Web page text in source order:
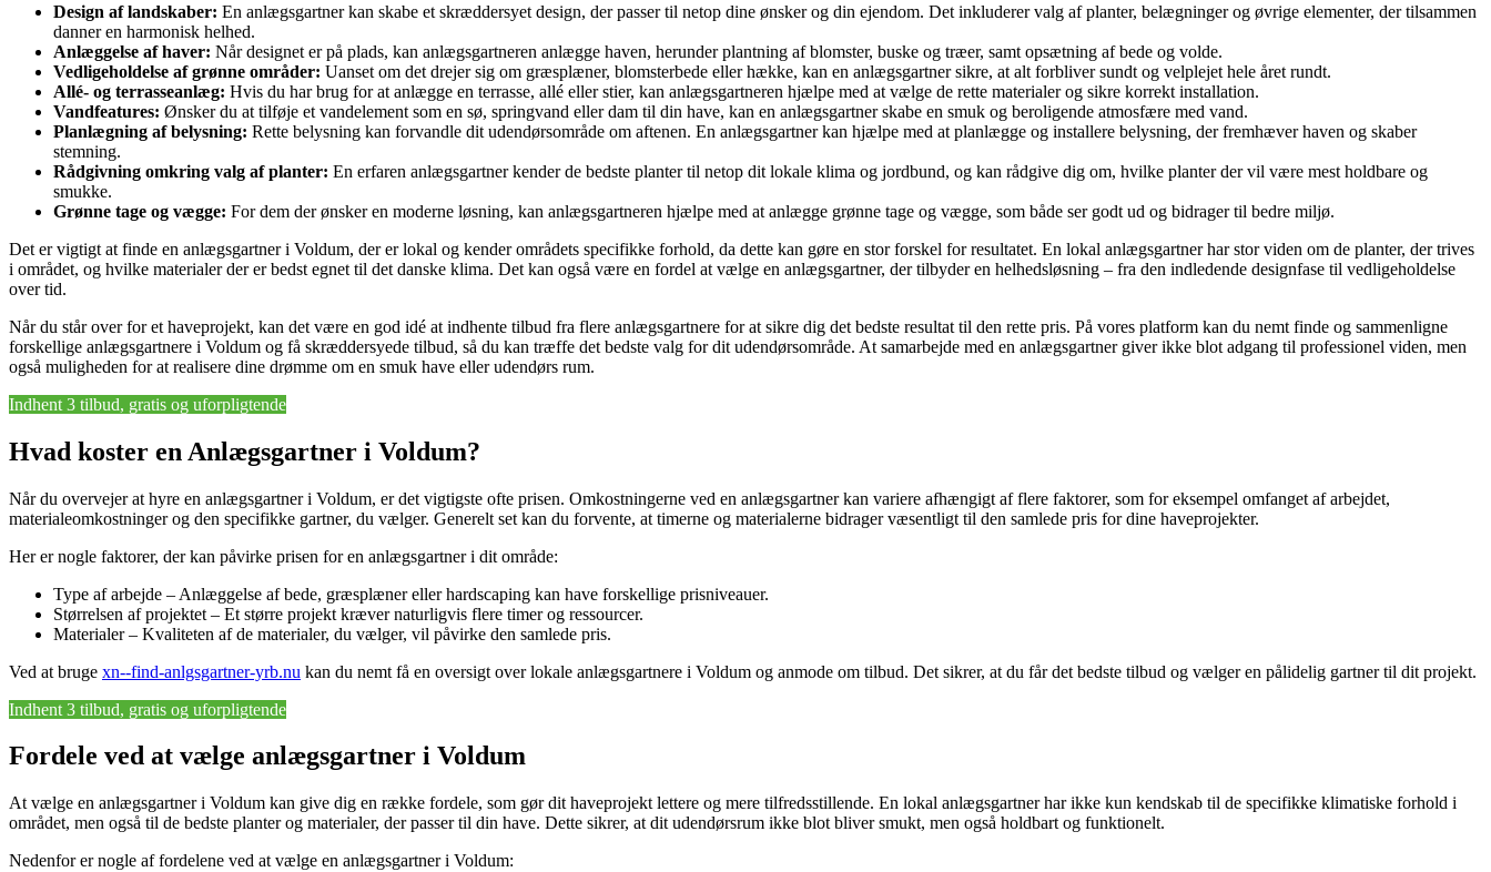
Design af landskaber: En anlægsgartner kan skabe et skræddersyet design, der passer til netop dine ønsker og din ejendom. Det inkluderer valg af planter, belægninger og øvrige elementer, der tilsammen
danner en harmonisk helhed.
Anlæggelse af haver: Når designet er på plads, kan anlægsgartneren anlægge haven, herunder plantning af blomster, buske og træer, samt opsætning af bede og volde.
Vedligeholdelse af grønne områder: Uanset om det drejer sig om græsplæner, blomsterbede eller hække, kan en anlægsgartner sikre, at alt forbliver sundt og velplejet hele året rundt.
Allé- og terrasseanlæg: Hvis du har brug for at anlægge en terrasse, allé eller stier, kan anlægsgartneren hjælpe med at vælge de rette materialer og sikre korrekt installation.
Vandfeatures: Ønsker du at tilføje et vandelement som en sø, springvand eller dam til din have, kan en anlægsgartner skabe en smuk og beroligende atmosfære med vand.
Planlægning af belysning: Rette belysning kan forvandle dit udendørsområde om aftenen. En anlægsgartner kan hjælpe med at planlægge og installere belysning, der fremhæver haven og skaber
stemning.
Rådgivning omkring valg af planter: En erfaren anlægsgartner kender de bedste planter til netop dit lokale klima og jordbund, og kan rådgive dig om, hvilke planter der vil være mest holdbare og
smukke.
Grønne tage og vægge: For dem der ønsker en moderne løsning, kan anlægsgartneren hjælpe med at anlægge grønne tage og vægge, som både ser godt ud og bidrager til bedre miljø.
Det er vigtigt at finde en anlægsgartner i Voldum, der er lokal og kender områdets specifikke forhold, da dette kan gøre en stor forskel for resultatet. En lokal anlægsgartner har stor viden om de planter, der trives
i området, og hvilke materialer der er bedst egnet til det danske klima. Det kan også være en fordel at vælge en anlægsgartner, der tilbyder en helhedsløsning – fra den indledende designfase til vedligeholdelse
over tid.
Når du står over for et haveprojekt, kan det være en god idé at indhente tilbud fra flere anlægsgartnere for at sikre dig det bedste resultat til den rette pris. På vores platform kan du nemt finde og sammenligne
forskellige anlægsgartnere i Voldum og få skræddersyede tilbud, så du kan træffe det bedste valg for dit udendørsområde. At samarbejde med en anlægsgartner giver ikke blot adgang til professionel viden, men
også muligheden for at realisere dine drømme om en smuk have eller udendørs rum.
Indhent 3 tilbud, gratis og uforpligtende
Hvad koster en Anlægsgartner i Voldum?
Når du overvejer at hyre en anlægsgartner i Voldum, er det vigtigste ofte prisen. Omkostningerne ved en anlægsgartner kan variere afhængigt af flere faktorer, som for eksempel omfanget af arbejdet,
materialeomkostninger og den specifikke gartner, du vælger. Generelt set kan du forvente, at timerne og materialerne bidrager væsentligt til den samlede pris for dine haveprojekter.
Her er nogle faktorer, der kan påvirke prisen for en anlægsgartner i dit område:
Type af arbejde – Anlæggelse af bede, græsplæner eller hardscaping kan have forskellige prisniveauer.
Størrelsen af projektet – Et større projekt kræver naturligvis flere timer og ressourcer.
Materialer – Kvaliteten af de materialer, du vælger, vil påvirke den samlede pris.
Ved at bruge xn--find-anlgsgartner-yrb.nu kan du nemt få en oversigt over lokale anlægsgartnere i Voldum og anmode om tilbud. Det sikrer, at du får det bedste tilbud og vælger en pålidelig gartner til dit projekt.
Indhent 3 tilbud, gratis og uforpligtende
Fordele ved at vælge anlægsgartner i Voldum
At vælge en anlægsgartner i Voldum kan give dig en række fordele, som gør dit haveprojekt lettere og mere tilfredsstillende. En lokal anlægsgartner har ikke kun kendskab til de specifikke klimatiske forhold i
området, men også til de bedste planter og materialer, der passer til din have. Dette sikrer, at dit udendørsrum ikke blot bliver smukt, men også holdbart og funktionelt.
Nedenfor er nogle af fordelene ved at vælge en anlægsgartner i Voldum: